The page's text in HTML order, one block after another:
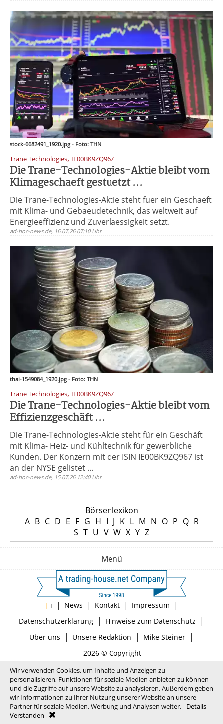
stock-6682491_1920.jpg - Foto: THN
Trane Technologies, IE00BK9ZQ967
Die Trane-Technologies-Aktie bleibt vom
Klimageschaeft gestuetzt ...
Die Trane-Technologies-Aktie steht fuer ein Geschaeft
mit Klima- und Gebaeudetechnik, das weltweit auf
Energieeffizienz und Zuverlaessigkeit setzt.
ad-hoc-news.de, 16.07.26 07:10 Uhr
thai-1549084_1920.jpg - Foto: THN
Trane Technologies, IE00BK9ZQ967
Die Trane-Technologies-Aktie bleibt vom
Effizienzgeschäft ...
Die Trane-Technologies-Aktie steht für ein Geschäft
mit Klima- Heiz- und Kühltechnik für gewerbliche
Kunden. Der Konzern mit der ISIN IE00BK9ZQ967 ist
an der NYSE gelistet ...
ad-hoc-news.de, 15.07.26 12:40 Uhr
Börsenlexikon
A B C D E F G H I J K L M N O P Q R
S T U V W X Y Z
Menü
| i | News | Kontakt | Impressum |
Datenschutzerklärung| Hinweise zum Datenschutz |
Über uns | Unsere Redaktion | Mike Steiner|
2026 © Copyright
Wir verwenden Cookies, um Inhalte und Anzeigen zu
personalisieren, Funktionen für soziale Medien anbieten zu können
und die Zugriffe auf unsere Website zu analysieren. Außerdem geben
wir Informationen zu Ihrer Nutzung unserer Website an unsere
Partner für soziale Medien, Werbung und Analysen weiter.
Details
Verstanden